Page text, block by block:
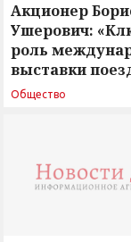
Акционер
Ушерович:
роль
выставки
поиск ответов
Общество